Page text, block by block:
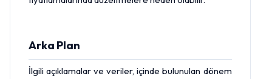
Arka Plan
İlgili açıklamalar ve veriler, içinde bulunulan dönem